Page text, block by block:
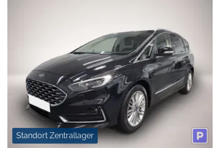
Standort Zentrallager